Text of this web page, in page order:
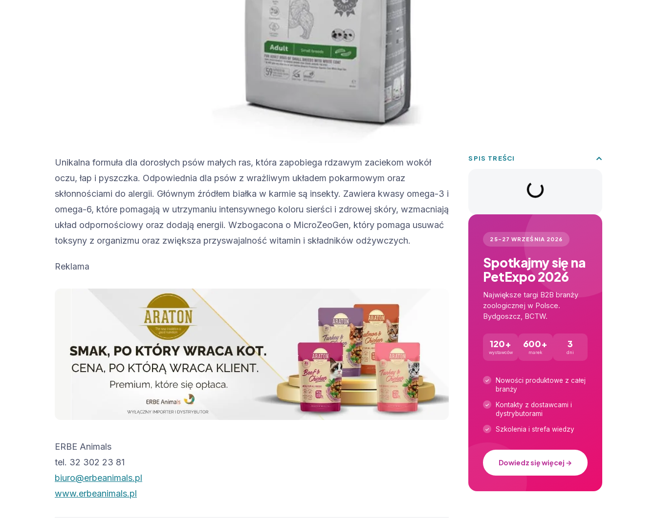
Unikalna formuła dla dorosłych psów małych ras, która zapobiega rdzawym zaciekom wokół
oczu, łap i pyszczka. Odpowiednia dla psów z wrażliwym układem pokarmowym oraz
skłonnościami do alergii. Głównym źródłem białka w karmie są insekty. Zawiera kwasy omega-3 i
omega-6, które pomagają w utrzymaniu intensywnego koloru sierści i zdrowej skóry, wzmacniają
układ odpornościowy oraz dodają energii. Wzbogacona o MicroZeoGen, który pomaga usuwać
toksyny z organizmu oraz zwiększa przyswajalność witamin i składników odżywczych.
Reklama
ERBE Animals
tel. 32 302 23 81
biuro@erbeanimals.pl
www.erbeanimals.pl
SPIS TREŚCI
25–27 WRZEŚNIA 2026
Spotkajmy się na
PetExpo 2026
Największe targi B2B branży
zoologicznej w Polsce.
Bydgoszcz, BCTW.
120+
wystawców
600+
marek
3
dni
Nowości produktowe z całej
branży
Kontakty z dostawcami i
dystrybutorami
Szkolenia i strefa wiedzy
Dowiedz się więcej →